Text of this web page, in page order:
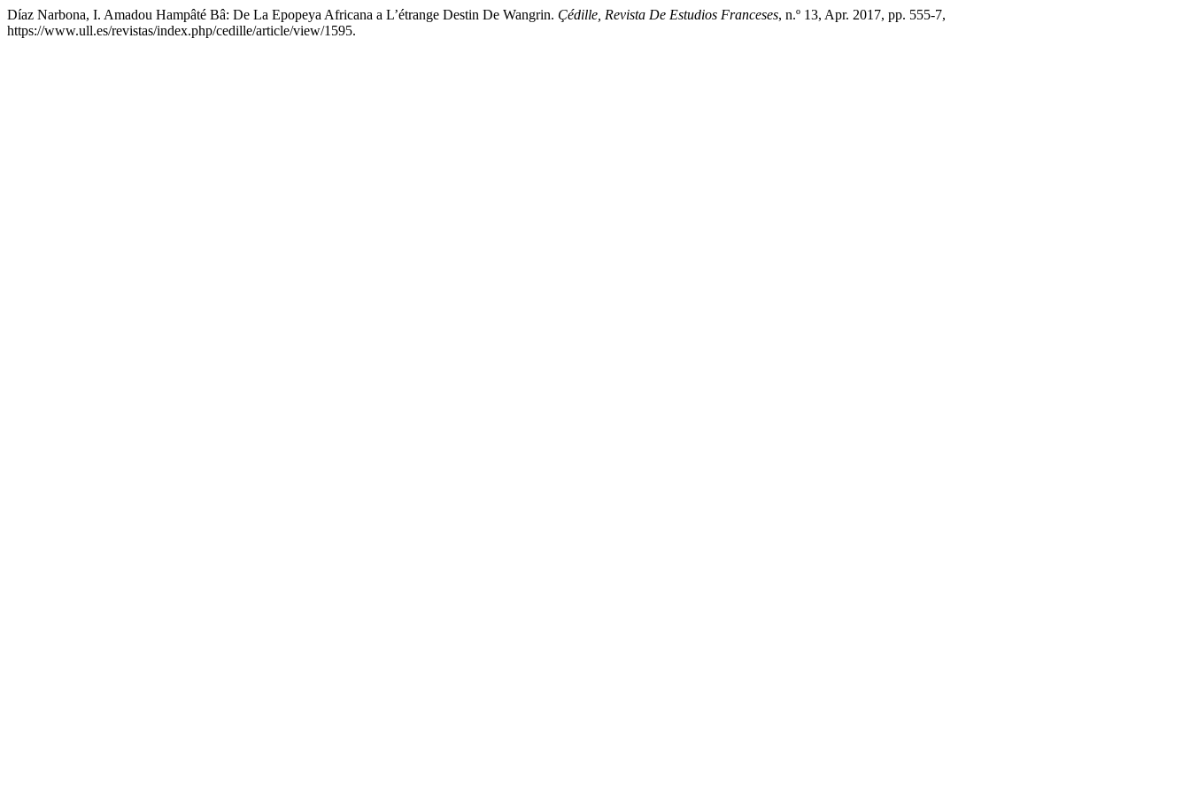
Díaz Narbona, I. Amadou Hampâté Bâ: De La Epopeya Africana a L’étrange Destin De Wangrin. Çédille, Revista De Estudios Franceses, n.º 13, Apr. 2017, pp. 555-7,
https://www.ull.es/revistas/index.php/cedille/article/view/1595.